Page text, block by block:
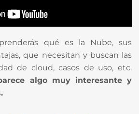
qué es la Nube, sus
que necesitan y buscan las
de cloud, casos de uso, etc.
algo muy interesante y